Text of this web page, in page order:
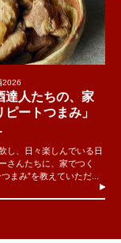
2026
達人たちの、家
ピートつまみ」
し、日々楽しんでいる日
さんたちに、家でつく
まみ”を教えていただ...